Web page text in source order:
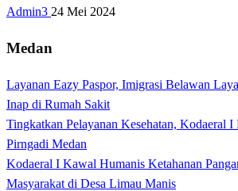
Admin3 24 Mei 2024
Medan
Layanan Eazy Paspor, Imigrasi Belawan
Inap di Rumah Sakit
Tingkatkan Pelayanan Kesehatan, Kodaeral
Pirngadi Medan‎
Kodaeral I Kawal Humanis Ketahanan
Masyarakat di Desa Limau Manis